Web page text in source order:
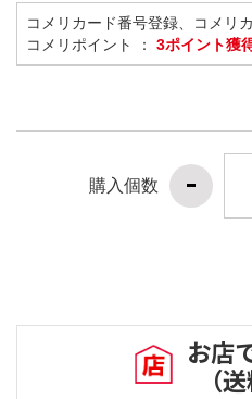
コメリカード番号登録、コメリ
コメリポイント ： 3ポイント獲
購入個数
お店
（